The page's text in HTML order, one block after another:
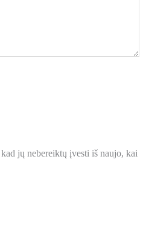
jų nebereiktų įvesti iš naujo, kai